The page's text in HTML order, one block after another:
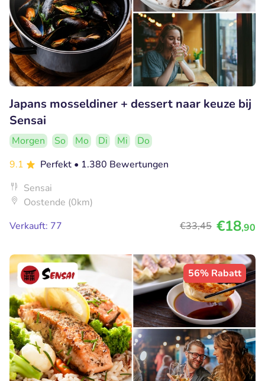
Japans mosseldiner + dessert naar keuze bij
Sensai
Morgen So Mo Di Mi
Do
9.1
Perfekt • 1.380 Bewertungen
Sensai
Oostende (0km)
Verkauft: 77
€33,45 €18,90
56% Rabatt